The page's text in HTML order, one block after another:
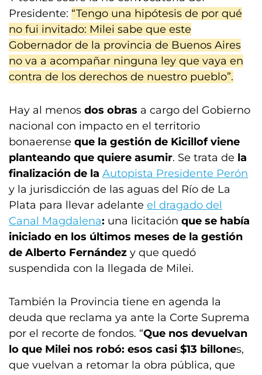
Presidente: “Tengo una hipótesis de por qué
no fui invitado: Milei sabe que este
Gobernador de la provincia de Buenos Aires
no va a acompañar ninguna ley que vaya en
contra de los derechos de nuestro pueblo”.
Hay al menos dos obras a cargo del Gobierno
nacional con impacto en el territorio
bonaerense que la gestión de Kicillof viene
planteando que quiere asumir. Se trata de la
finalización de la Autopista Presidente Perón
y la jurisdicción de las aguas del Río de La
Plata para llevar adelante el dragado del
Canal Magdalena: una licitación que se había
iniciado en los últimos meses de la gestión
de Alberto Fernández y que quedó
suspendida con la llegada de Milei.
También la Provincia tiene en agenda la
deuda que reclama ya ante la Corte Suprema
por el recorte de fondos. “Que nos devuelvan
lo que Milei nos robó: esos casi $13 billones,
que vuelvan a retomar la obra pública, que